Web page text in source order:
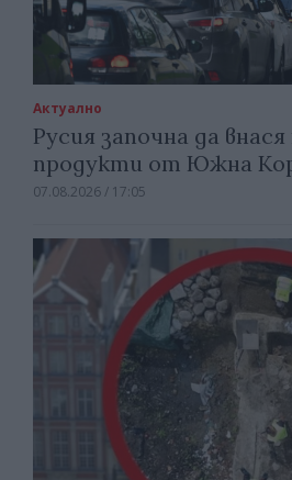
Актуално
Русия започна да
продукти от Южна
07.08.2026 / 17:05